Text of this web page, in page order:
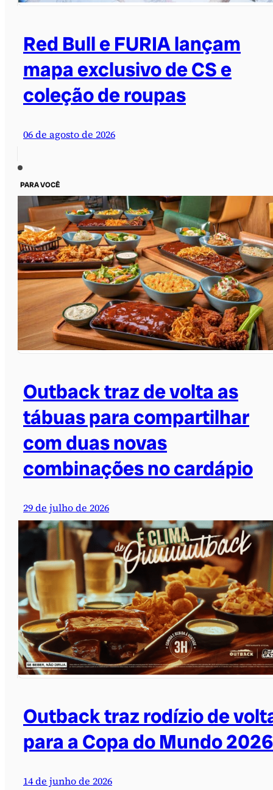
Red Bull e FURIA lançam
mapa exclusivo de CS e
coleção de roupas
06 de agosto de 2026
PARA VOCÊ
Outback traz de volta as
tábuas para compartilhar
com duas novas
combinações no cardápio
29 de julho de 2026
Outback traz rodízio de
para a Copa do Mundo 2026
14 de junho de 2026